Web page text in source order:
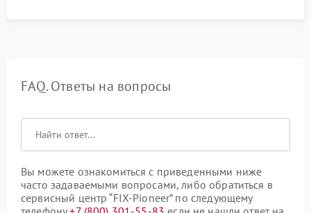
FAQ. Ответы на вопросы
Вы можете ознакомиться с приведенными ниже
часто задаваемыми вопросами, либо обратиться в
сервисный центр “FIX-Pioneer” по следующему